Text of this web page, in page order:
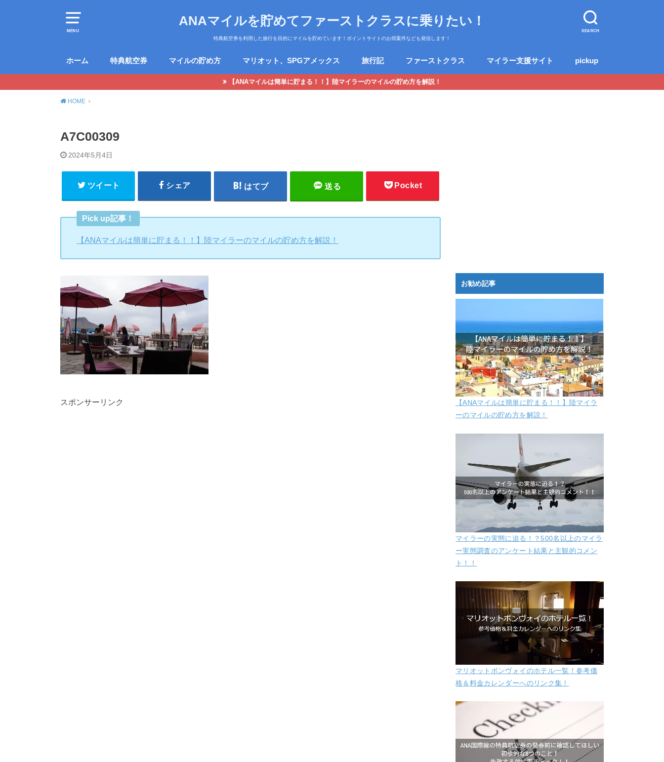
MENU SEARCH
ANAマイルを貯めてファーストクラスに乗りたい！
特典航空券を利用した旅行を目的にマイルを貯めています！ポイントサイトのお得案件なども発信します！
ホーム 特典航空券 マイルの貯め方 マリオット、SPGアメックス 旅行記 ファーストクラス マイラー支援サイト pickup
【ANAマイルは簡単に貯まる！！】陸マイラーのマイルの貯め方を解説！
HOME
A7C00309
2024年5月4日
ツイート シェア はてブ 送る Pocket
Pick up記事！
【ANAマイルは簡単に貯まる！！】陸マイラーのマイルの貯め方を解説！
スポンサーリンク
お勧め記事
【ANAマイルは簡単に貯まる！！】陸マイラ
ーのマイルの貯め方を解説！
マイラーの実態に迫る！？500名以上のマイラ
ー実態調査のアンケート結果と主観的コメン
ト！！
マリオットボンヴォイのホテル一覧！参考価
格＆料金カレンダーへのリンク集！